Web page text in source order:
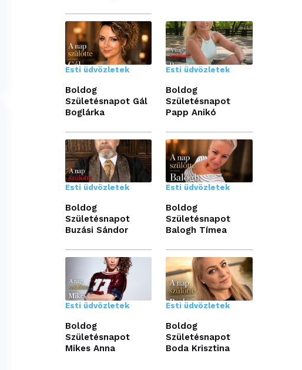
Esti üdvözletek
Boldog
Születésnapot Gál
Boglárka
Esti üdvözletek
Boldog
Születésnapot
Papp Anikó
Esti üdvözletek
Boldog
Születésnapot
Buzási Sándor
Esti üdvözletek
Boldog
Születésnapot
Balogh Tímea
Esti üdvözletek
Boldog
Születésnapot
Mikes Anna
Esti üdvözletek
Boldog
Születésnapot
Boda Krisztina